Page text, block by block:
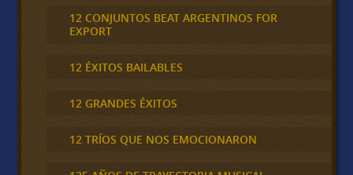
12 CONJUNTOS BEAT ARGENTINOS FOR
EXPORT
12 ÉXITOS BAILABLES
12 GRANDES ÉXITOS
12 TRÍOS QUE NOS EMOCIONARON